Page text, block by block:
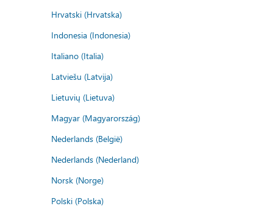
Hrvatski (Hrvatska)
Indonesia (Indonesia)
Italiano (Italia)
Latviešu (Latvija)
Lietuvių (Lietuva)
Magyar (Magyarország)
Nederlands (België)
Nederlands (Nederland)
Norsk (Norge)
Polski (Polska)